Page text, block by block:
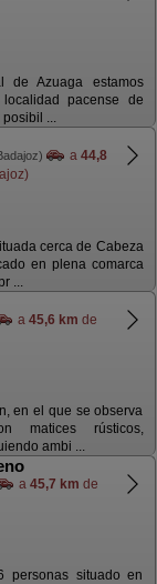
de Azuaga estamos
pacense de
...
a 44,8
cerca de Cabeza
en plena comarca
...
a 45,6 km de
en el que se observa
matices rústicos,
ambi ...
a 45,7 km de
personas situado en